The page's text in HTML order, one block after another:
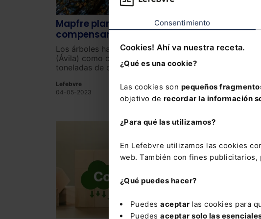
Consentimiento
Cookies! Ahí va nuestra receta.
¿Qué es una cookie?
Las cookies son pequeños
objetivo de recordar la información
¿Para qué las utilizamos?
En Lefebvre utilizamos las cookies
web. También con fines
¿Qué puedes hacer?
Puedes aceptar las cookies para
Puedes aceptar solo las
Mapfre planta 470 árboles para
compensar las toneladas de CO2
producidas durante su Junta de
Accionistas
Los árboles han sido plantados en Mijares
(Ávila) como compensación por las 80
toneladas de dióxido de carbono (CO2)
Accionistas celebrada en marzo.
Lefebvre
04-05-2023
Las
02-